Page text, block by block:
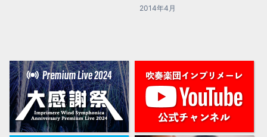
2014年4月